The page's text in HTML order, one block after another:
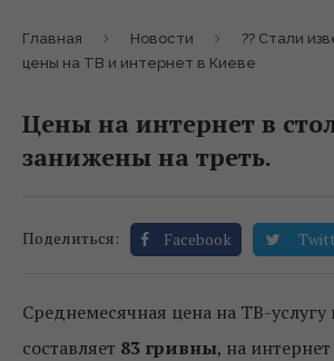
Главная Новости
?? Стали
цены на ТВ и интернет в Киеве
Цены на интернет в
занижены на треть.
Поделиться: Facebook
Среднемесячная цена на ТВ-услугу
составляет 83 гривны, на интернет